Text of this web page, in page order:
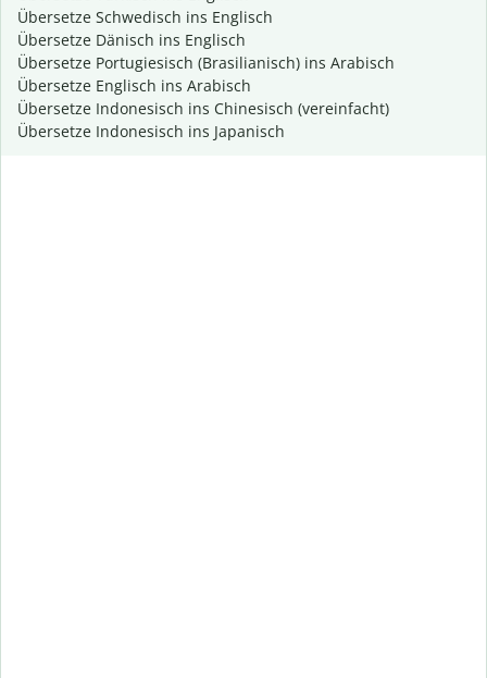
Übersetze Schwedisch ins Englisch
Übersetze Dänisch ins Englisch
Übersetze Portugiesisch (Brasilianisch) ins Arabisch
Übersetze Englisch ins Arabisch
Übersetze Indonesisch ins Chinesisch (vereinfacht)
Übersetze Indonesisch ins Japanisch